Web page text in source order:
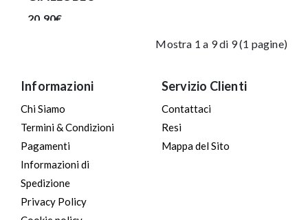
20.90€
Mostra 1 a 9 di 9 (1 pagine)
Informazioni
Chi Siamo
Termini & Condizioni
Pagamenti
Informazioni di
Spedizione
Privacy Policy
Servizio Clienti
Contattaci
Resi
Mappa del Sito